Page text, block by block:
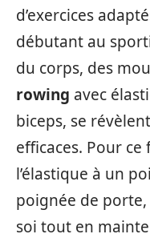
d’exercices
débutant au
du corps, des
rowing avec
biceps, se
efficaces. Pour
l’élastique à un
poignée de
soi tout en